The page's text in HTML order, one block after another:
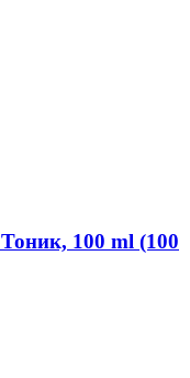
100 ml (100